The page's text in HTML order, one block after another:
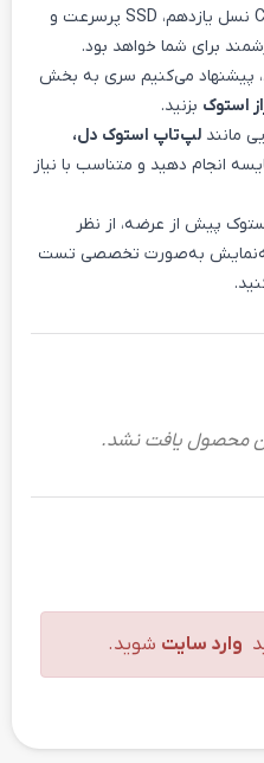
با پردازنده Core i5 نسل یازدهم، SSD پرسرعت و
برای شما خواهد بود.
پیشنهاد می‌کنیم سری به بخش
استوک بزنید.
مانند لپ‌تاپ استوک دل،
انجام دهید و متناسب با نیاز
پیش از عرضه، از نظر
به‌صورت تخصصی تست
محصول یافت نشد.
وارد سایت شوید.